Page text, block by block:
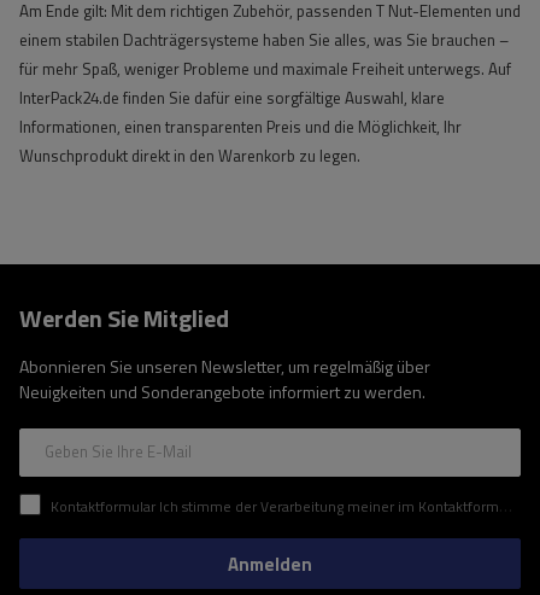
Am Ende gilt: Mit dem richtigen Zubehör, passenden T Nut-Elementen und
einem stabilen Dachträgersysteme haben Sie alles, was Sie brauchen –
für mehr Spaß, weniger Probleme und maximale Freiheit unterwegs. Auf
InterPack24.de finden Sie dafür eine sorgfältige Auswahl, klare
Informationen, einen transparenten Preis und die Möglichkeit, Ihr
Wunschprodukt direkt in den Warenkorb zu legen.
Werden Sie Mitglied
Abonnieren Sie unseren Newsletter, um regelmäßig über
Neuigkeiten und Sonderangebote informiert zu werden.
Geben Sie Ihre E-Mail
Kontaktformular Ich stimme der Verarbeitung meiner im Kontaktformular enthaltenen personenbezogenen Daten gemäß der Verordnung (EU) des Europäischen Parlaments und des Rates zu.
Anmelden